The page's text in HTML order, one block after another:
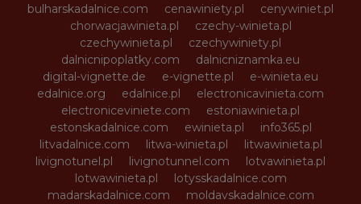
bulharskadalnice.com
cenawiniety.pl
cenywiniet.pl
chorwacjawinieta.pl
czechy-winieta.pl
czechywinieta.pl
czechywiniety.pl
dalnicnipoplatky.com
dalnicniznamka.eu
digital-vignette.de
e-vignette.pl
e-winieta.eu
edalnice.org
edalnice.pl
electronicavinieta.com
electroniceviniete.com
estoniawinieta.pl
estonskadalnice.com
ewinieta.pl
info365.pl
litvadalnice.com
litwa-winieta.pl
litwawinieta.pl
livignotunel.pl
livignotunnel.com
lotvawinieta.pl
lotwawinieta.pl
lotysskadalnice.com
madarskadalnice.com
moldavskadalnice.com